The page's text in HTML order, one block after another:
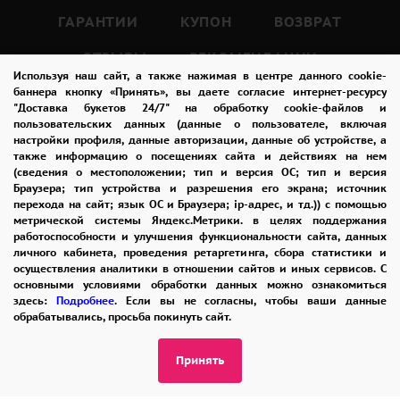
Используя наш сайт, а также нажимая в центре данного cookie-
баннера кнопку «Принять», вы даете согласие интернет-ресурсу
"Доставка букетов 24/7" на обработку cookie-файлов и
пользовательских данных (данные о пользователе, включая
настройки профиля, данные авторизации, данные об устройстве, а
также информацию о посещениях сайта и действиях на нем
(сведения о местоположении; тип и версия ОС; тип и версия
Браузера; тип устройства и разрешения его экрана; источник
перехода на сайт; язык ОС и Браузера; ip-адрес, и тд.)) с помощью
метрической системы Яндекс.Метрики. в целях поддержания
работоспособности и улучшения функциональности сайта, данных
личного кабинета, проведения ретаргетинга, сбора статистики и
осуществления аналитики в отношении сайтов и иных сервисов. С
основными условиями обработки данных можно ознакомиться
здесь: Подробнее. Если вы не согласны, чтобы ваши данные
обрабатывались, просьба покинуть сайт.
Принять
Они не только красивы, но и ароматны.
Красный цвет символизирует страсть,
любовь и желание.
Эти цветы могут быть подарены в любой
день или важный праздник, такой как День
Святого Валентина, День рождения или
годовщина свадьбы.
Букет из 21 красной розы – это не только
красивый и символический подарок, но и
способ выразить свои чувства и эмоции.
Красные розы могут быть подарены как
ГАРАНТИИ
КУПОН
ВОЗВРАТ
ОТЗЫВЫ
РЕКОМЕНДАЦИИ
КОНТАКТЫ
8 965 242-37-47
ЗАКАЗАТЬ ЗВОНОК
admin@buket24delivery.ru
ул. Красная Горка д. 36А,
ТЦ «Южный»
ПОЛИТИКА КОНФИДЕНЦИАЛЬНОСТИ